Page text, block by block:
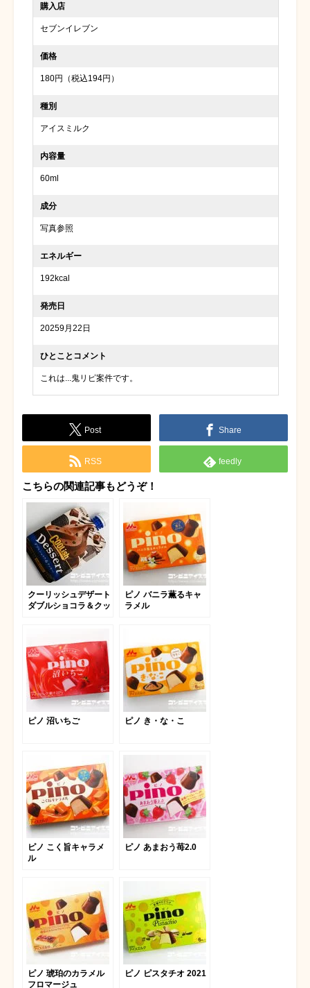
購入店
セブンイレブン
価格
180円（税込194円）
種別
アイスミルク
内容量
60ml
成分
写真参照
エネルギー
192kcal
発売日
20259月22日
ひとことコメント
これは...鬼リピ案件です。
Post Share
RSS feedly
こちらの関連記事もどうぞ！
クーリッシュデザート
ダブルショコラ＆クッ
ピノ バニラ薫るキャ
ラメル
ピノ 沼いちご ピノ き・な・こ
ピノ こく旨キャラメ
ル
ピノ あまおう苺2.0
ピノ 琥珀のカラメル
フロマージュ
ピノ ピスタチオ 2021